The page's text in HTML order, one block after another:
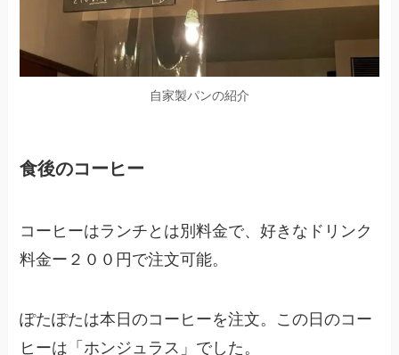
自家製パンの紹介
食後のコーヒー
コーヒーはランチとは別料金で、好きなドリンク
料金ー２００円で注文可能。
ぽたぽたは本日のコーヒーを注文。この日のコー
ヒーは「 ホンジュラス 」でした。